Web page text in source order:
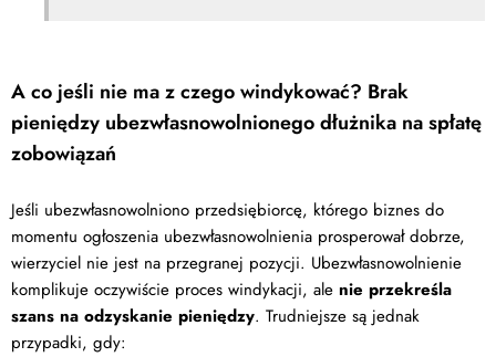
A co jeśli nie ma z czego windykować? Brak
pieniędzy ubezwłasnowolnionego dłużnika na spłatę
zobowiązań
Jeśli ubezwłasnowolniono przedsiębiorcę, którego biznes do
momentu ogłoszenia ubezwłasnowolnienia prosperował dobrze,
wierzyciel nie jest na przegranej pozycji. Ubezwłasnowolnienie
komplikuje oczywiście proces windykacji, ale nie przekreśla
szans na odzyskanie pieniędzy. Trudniejsze są jednak
przypadki, gdy: